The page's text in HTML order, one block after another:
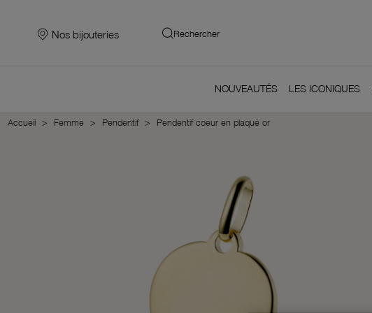
Nos bijouteries Rechercher
NOUVEAUTÉS LES ICONIQUES
Accueil Femme Pendentif Pendentif coeur en plaqué or